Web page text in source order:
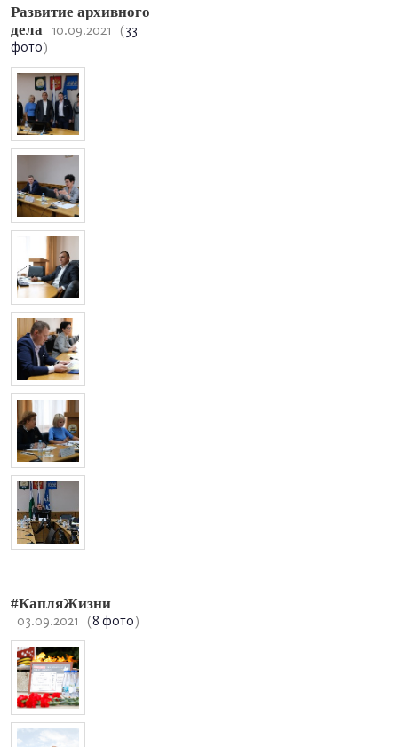
Развитие архивного
дела
10.09.2021 (33
фото)
#КапляЖизни
03.09.2021 (8 фото)